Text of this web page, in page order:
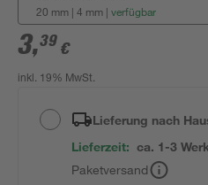
20 mm | 4 mm | verfügbar
3,39 €
inkl. 19% MwSt.
Lieferung nach
Lieferzeit: ca. 1-3
Paketversand